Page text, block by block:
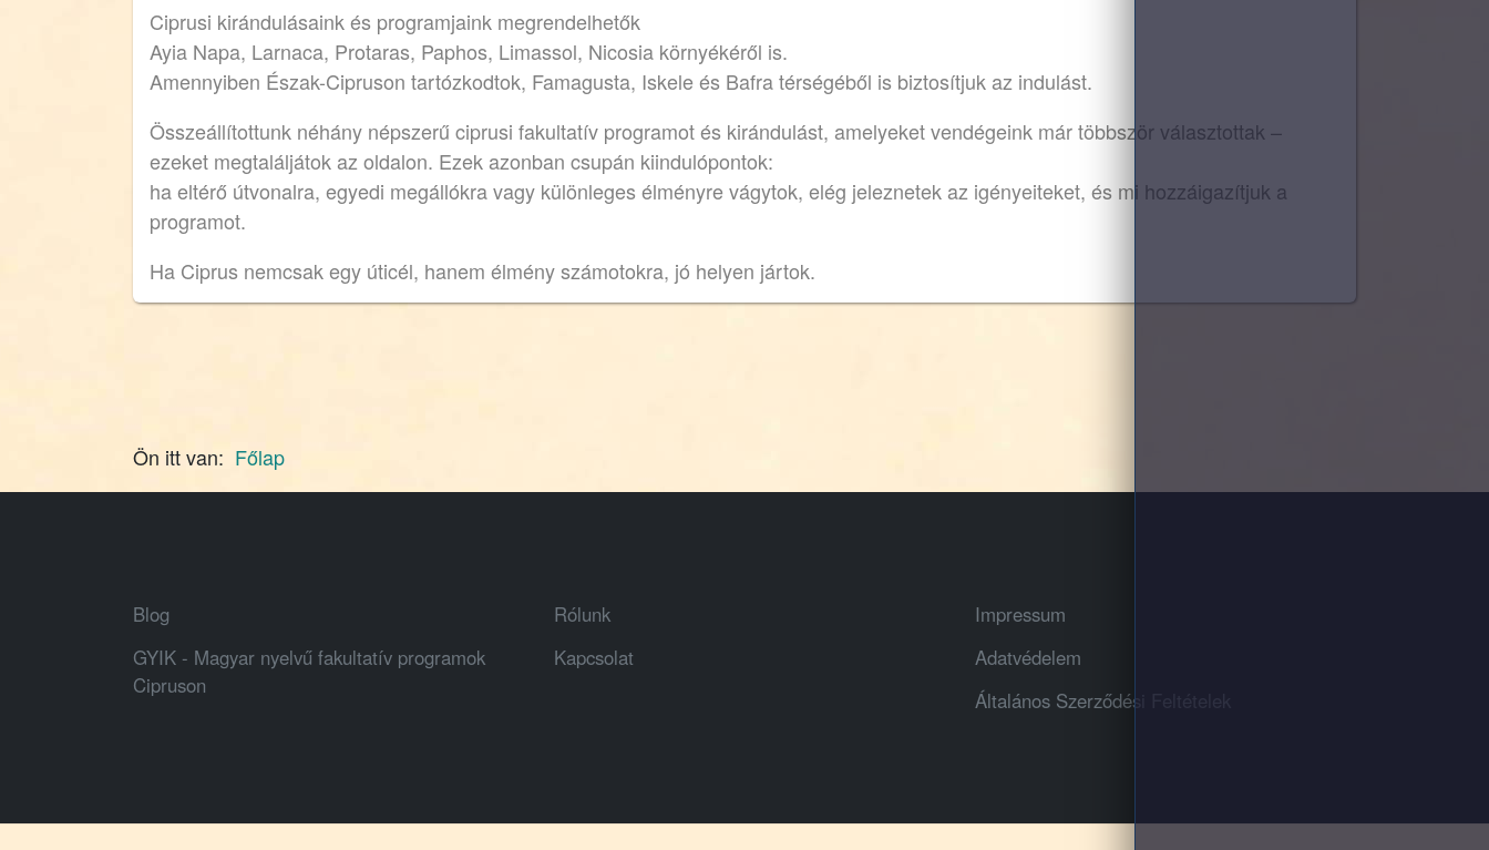
Ciprusi kirándulásaink és programjaink megrendelhetők
Ayia Napa, Larnaca, Protaras, Paphos, Limassol, Nicosia környékéről is.
Amennyiben Észak-Cipruson tartózkodtok, Famagusta, Iskele és Bafra térségéből is biztosítjuk az indulást.
Összeállítottunk néhány népszerű ciprusi fakultatív programot és kirándulást, amelyeket vendégeink már többször választottak –
ezeket megtaláljátok az oldalon. Ezek azonban csupán kiindulópontok:
ha eltérő útvonalra, egyedi megállókra vagy különleges élményre vágytok, elég jeleznetek az igényeiteket, és mi hozzáigazítjuk a
programot.
Ha Ciprus nemcsak egy úticél, hanem élmény számotokra, jó helyen jártok.
Ön itt van: Főlap
Blog
GYIK - Magyar nyelvű fakultatív programok
Cipruson
Rólunk
Kapcsolat
Impressum
Adatvédelem
Általános Szerződési Feltételek